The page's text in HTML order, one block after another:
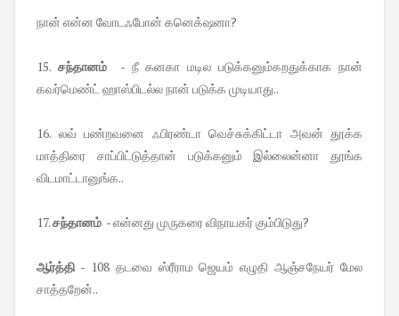
நான் என்ன வோடஃபோன் கனெக்‌ஷனா?
15. சந்தானம்- நீ கனகா மடில படுக்கனும்கறதுக்காக நான்
கவர்மெண்ட் ஹாஸ்பிடல்ல நான் படுக்க முடியாது..
16. லவ் பண்றவனை ஃபிரண்டா வெச்சுக்கிட்டா அவன் தூக்க
மாத்திரை சாப்பிட்டுத்தான் படுக்கனும் இல்லைன்னா தூங்க
விடமாட்டானுங்க..
17.சந்தானம் - என்னது முருகரை விநாயகர் கும்பிடுது?
ஆர்த்தி- 108 தடவை ஸ்ரீராம ஜெயம் எழுதி ஆஞ்சநேயர் மேல
சாத்தறேன்..